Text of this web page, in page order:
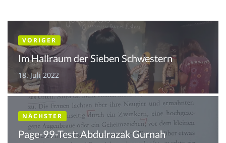
VORIGER
Im Hallraum der Sieben Schwestern
18. Juli 2022
NÄCHSTER
Page-99-Test: Abdulrazak Gurnah